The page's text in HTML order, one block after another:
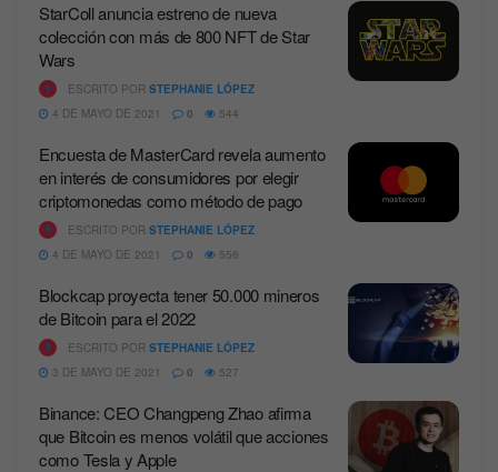
StarColl anuncia estreno de nueva
colección con más de 800 NFT de Star
Wars
ESCRITO POR STEPHANIE LÓPEZ
4 DE MAYO DE 2021
0 544
Encuesta de MasterCard revela aumento
en interés de consumidores por elegir
criptomonedas como método de pago
ESCRITO POR STEPHANIE LÓPEZ
4 DE MAYO DE 2021
0 556
Blockcap proyecta tener 50.000 mineros
de Bitcoin para el 2022
ESCRITO POR STEPHANIE LÓPEZ
3 DE MAYO DE 2021
0 527
Binance: CEO Changpeng Zhao afirma
que Bitcoin es menos volátil que acciones
como Tesla y Apple